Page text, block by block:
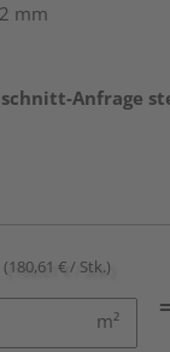
mm
Anfrage
(180,61 € / Stk.)
m²